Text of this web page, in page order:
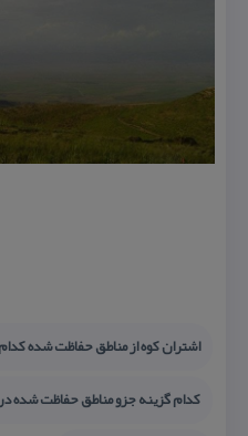
اشتران كوه از مناطق حفاظت شده
كدام گزینه جزو مناطق حفاظت شده